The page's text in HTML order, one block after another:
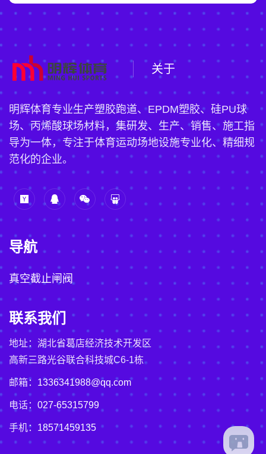
关于
明辉体育专业生产塑胶跑道、EPDM塑胶、硅PU球
场、丙烯酸球场材料，集研发、生产、销售、施工指
导为一体，专注于体育运动场地设施专业化、精细规
范化的企业。
导航
真空截止闸阀
联系我们
地址：湖北省葛店经济技术开发区
高新三路光谷联合科技城C6-1栋
邮箱： 1336341988@qq.com
电话： 027-65315799
手机： 18571459135